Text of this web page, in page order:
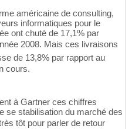
américaine de consulting,
informatiques pour le
ont chuté de 17,1% par
2008. Mais ces livraisons
de 13,8% par rapport au
cours.
à Gartner ces chiffres
se stabilisation du marché des
tôt pour parler de retour